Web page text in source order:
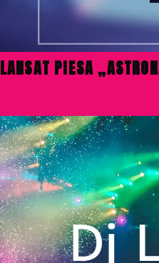
PIESA